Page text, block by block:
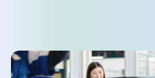
お客さまの声
採用情報